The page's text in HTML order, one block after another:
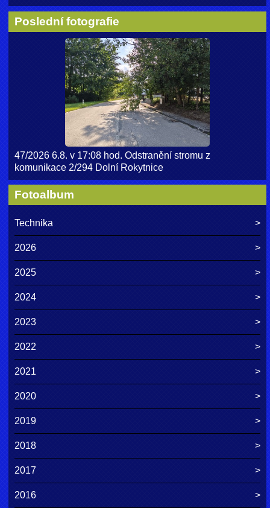
Poslední fotografie
47/2026 6.8. v 17:08 hod. Odstranění stromu z
komunikace 2/294 Dolní Rokytnice
Fotoalbum
Technika
2026
2025
2024
2023
2022
2021
2020
2019
2018
2017
2016